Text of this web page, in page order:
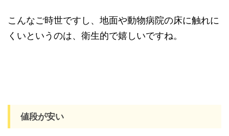
こんなご時世ですし、地面や動物病院の床に触れに
くいというのは、衛生的で嬉しいですね。
値段が安い